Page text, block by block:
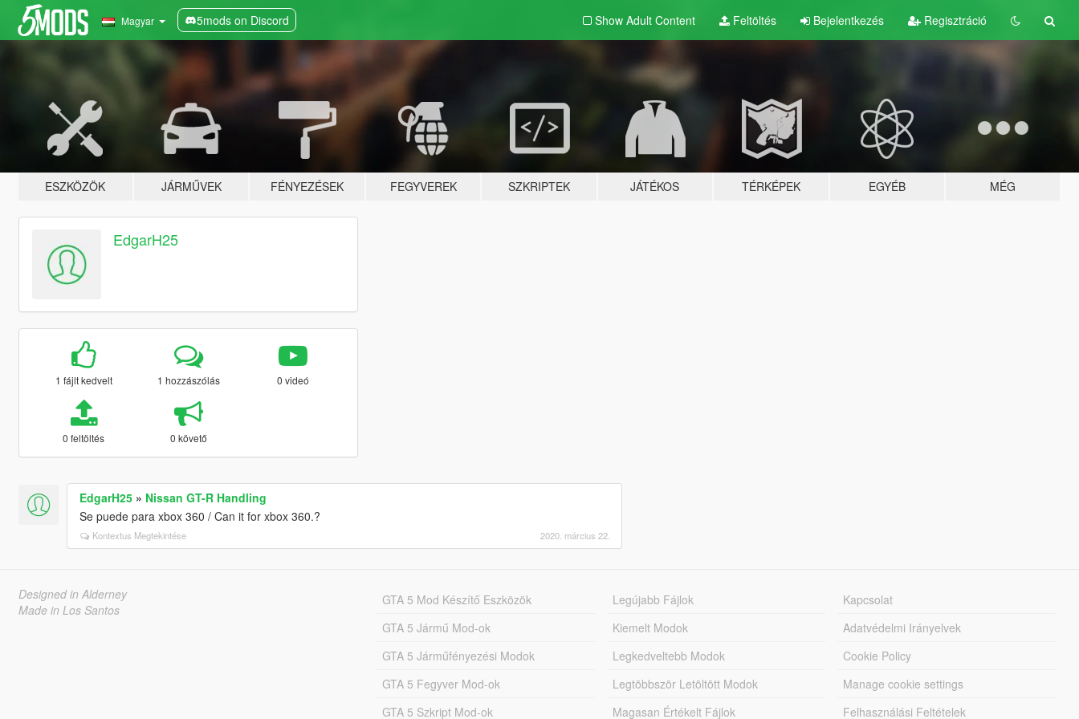
Magyar 5mods on Discord Show Adult Content Feltöltés Bejelentkezés Regisztráció
ESZKÖZÖK JÁRMŰVEK FÉNYEZÉSEK FEGYVEREK SZKRIPTEK JÁTÉKOS TÉRKÉPEK EGYÉB MÉG
EdgarH25
1 fájlt kedvelt 1 hozzászólás 0 videó
0 feltöltés 0 követő
EdgarH25» Nissan GT-R Handling
Se puede para xbox 360 / Can it for xbox 360.?
Kontextus Megtekintése 2020. március 22.
Designed in Alderney
Made in Los Santos
GTA 5 Mod Készítő Eszközök
GTA 5 Jármű Mod-ok
GTA 5 Járműfényezési Modok
GTA 5 Fegyver Mod-ok
GTA 5 Szkript Mod-ok
Legújabb Fájlok
Kiemelt Modok
Legkedveltebb Modok
Legtöbbször Letöltött Modok
Magasan Értékelt Fájlok
Kapcsolat
Adatvédelmi Irányelvek
Cookie Policy
Manage cookie settings
Felhasználási Feltételek